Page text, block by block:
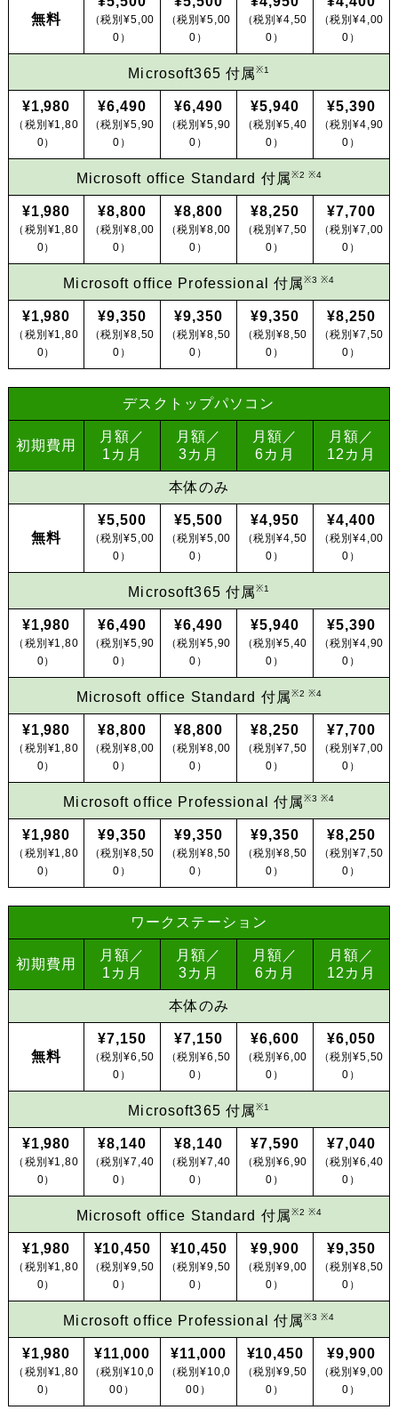
無料
（税別¥5,00
0）
（税別¥5,00
0）
（税別¥4,50
0）
（税別¥4,00
0）
Microsoft365 付属※1
¥1,980
（税別¥1,80
0）
¥6,490
（税別¥5,90
0）
¥6,490
（税別¥5,90
0）
¥5,940
（税別¥5,40
0）
¥5,390
（税別¥4,90
0）
Microsoft office Standard 付属※2 ※4
¥1,980
（税別¥1,80
0）
¥8,800
（税別¥8,00
0）
¥8,800
（税別¥8,00
0）
¥8,250
（税別¥7,50
0）
¥7,700
（税別¥7,00
0）
Microsoft office Professional 付属※3 ※4
¥1,980
（税別¥1,80
0）
¥9,350
（税別¥8,50
0）
¥9,350
（税別¥8,50
0）
¥9,350
（税別¥8,50
0）
¥8,250
（税別¥7,50
0）
デスクトップパソコン
初期費用
月額／
1カ月
月額／
3カ月
月額／
6カ月
月額／
12カ月
本体のみ
無料
¥5,500
（税別¥5,00
0）
¥5,500
（税別¥5,00
0）
¥4,950
（税別¥4,50
0）
¥4,400
（税別¥4,00
0）
Microsoft365 付属※1
¥1,980
（税別¥1,80
0）
¥6,490
（税別¥5,90
0）
¥6,490
（税別¥5,90
0）
¥5,940
（税別¥5,40
0）
¥5,390
（税別¥4,90
0）
Microsoft office Standard 付属※2 ※4
¥1,980
（税別¥1,80
0）
¥8,800
（税別¥8,00
0）
¥8,800
（税別¥8,00
0）
¥8,250
（税別¥7,50
0）
¥7,700
（税別¥7,00
0）
Microsoft office Professional 付属※3 ※4
¥1,980
（税別¥1,80
0）
¥9,350
（税別¥8,50
0）
¥9,350
（税別¥8,50
0）
¥9,350
（税別¥8,50
0）
¥8,250
（税別¥7,50
0）
ワークステーション
初期費用
月額／
1カ月
月額／
3カ月
月額／
6カ月
月額／
12カ月
本体のみ
無料
¥7,150
（税別¥6,50
0）
¥7,150
（税別¥6,50
0）
¥6,600
（税別¥6,00
0）
¥6,050
（税別¥5,50
0）
Microsoft365 付属※1
¥1,980
（税別¥1,80
0）
¥8,140
（税別¥7,40
0）
¥8,140
（税別¥7,40
0）
¥7,590
（税別¥6,90
0）
¥7,040
（税別¥6,40
0）
Microsoft office Standard 付属※2 ※4
¥1,980
（税別¥1,80
0）
¥10,450
（税別¥9,50
0）
¥10,450
（税別¥9,50
0）
¥9,900
（税別¥9,00
0）
¥9,350
（税別¥8,50
0）
Microsoft office Professional 付属※3 ※4
¥1,980
（税別¥1,80
0）
¥11,000
（税別¥10,0
00）
¥11,000
（税別¥10,0
00）
¥10,450
（税別¥9,50
0）
¥9,900
（税別¥9,00
0）